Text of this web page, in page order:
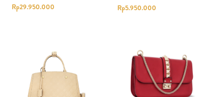
Rp29.950.000 Rp5.950.000